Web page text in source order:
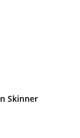
Skinner